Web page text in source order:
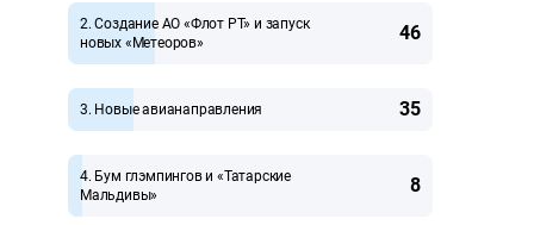
2. Создание АО «Флот РТ» и запуск
новых «Метеоров»
46
3. Новые авианаправления 35
4. Бум глэмпингов и «Татарские
Мальдивы»
8